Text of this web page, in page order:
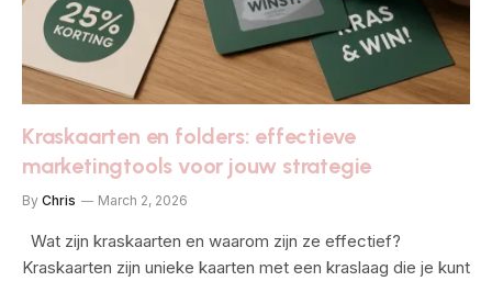
Kraskaarten en folders: effectieve
marketingtools voor jouw strategie
By Chris March 2, 2026
Wat zijn kraskaarten en waarom zijn ze effectief?
Kraskaarten zijn unieke kaarten met een kraslaag die je kunt